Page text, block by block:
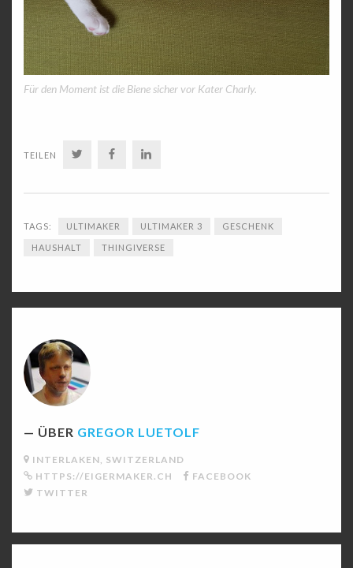
Für den Moment ist die Biene sicher vor Kater Charly.
TEILEN TWITTERFACEBOOK
TAGS: ULTIMAKER ULTIMAKER 3 GESCHENK
HAUSHALT THINGIVERSE
ÜBER GREGOR LUETOLF
INTERLAKEN, SWITZERLAND
HTTPS://EIGERMAKER.CH
FACEBOOK
TWITTER